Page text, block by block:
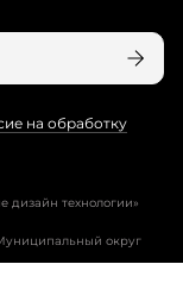
на обработку
дизайн технологии»
округ